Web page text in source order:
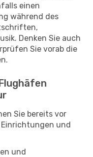
einen
während des
Denken Sie auch
Sie vorab die
Sie bereits vor
und
und